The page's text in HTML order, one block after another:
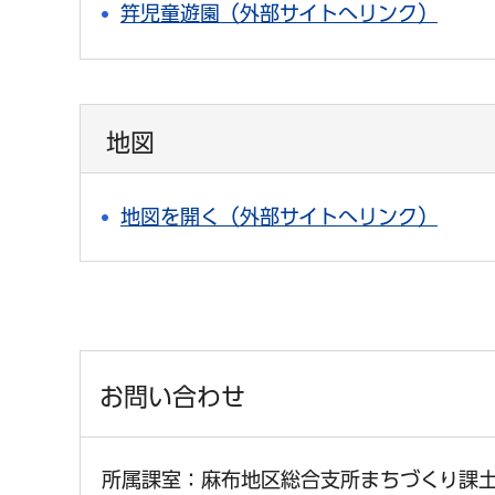
笄児童遊園（外部サイトへリンク）
地図
地図を開く（外部サイトへリンク）
お問い合わせ
所属課室：麻布地区総合支所まちづくり課